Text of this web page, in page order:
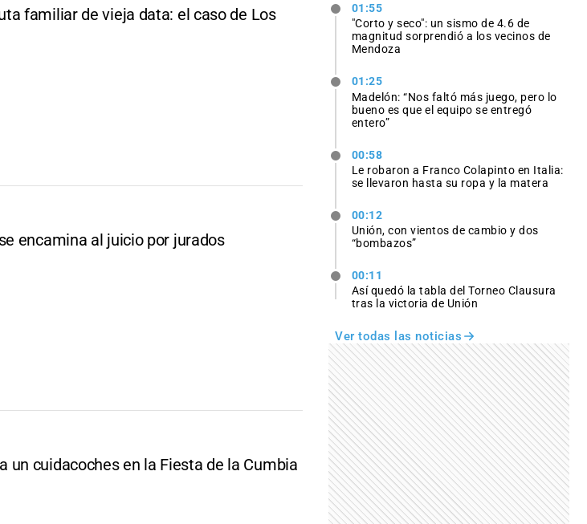
familiar de vieja data: el caso de Los
encamina al juicio por jurados
un cuidacoches en la Fiesta de la Cumbia
01:55
"Corto y seco": un sismo de 4.6 de
magnitud sorprendió a los vecinos de
Mendoza
01:25
Madelón: “Nos faltó más juego, pero lo
bueno es que el equipo se entregó
entero”
00:58
Le robaron a Franco Colapinto en Italia:
se llevaron hasta su ropa y la matera
00:12
Unión, con vientos de cambio y dos
“bombazos”
00:11
Así quedó la tabla del Torneo Clausura
tras la victoria de Unión
Ver todas las noticias